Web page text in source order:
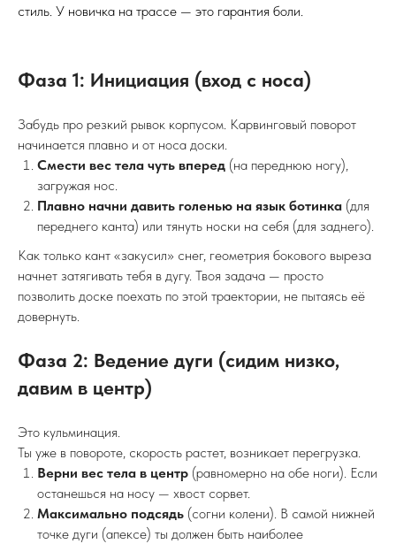
стиль. У новичка на трассе — это гарантия боли.
Фаза 1: Инициация (вход с носа)
Забудь про резкий рывок корпусом. Карвинговый поворот
начинается плавно и от носа доски.
Смести вес тела чуть вперед (на переднюю ногу),
загружая нос.
Плавно начни давить голенью на язык ботинка (для
переднего канта) или тянуть носки на себя (для заднего).
Как только кант «закусил» снег, геометрия бокового выреза
начнет затягивать тебя в дугу. Твоя задача — просто
позволить доске поехать по этой траектории, не пытаясь её
довернуть.
Фаза 2: Ведение дуги (сидим низко,
давим в центр)
Это кульминация.
Ты уже в повороте, скорость растет, возникает перегрузка.
Верни вес тела в центр (равномерно на обе ноги). Если
останешься на носу — хвост сорвет.
Максимально подсядь (согни колени). В самой нижней
точке дуги (апексе) ты должен быть наиболее